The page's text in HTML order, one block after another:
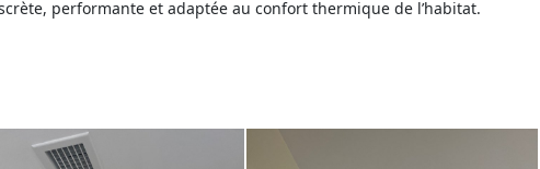
performante et adaptée au confort thermique de l’habitat.